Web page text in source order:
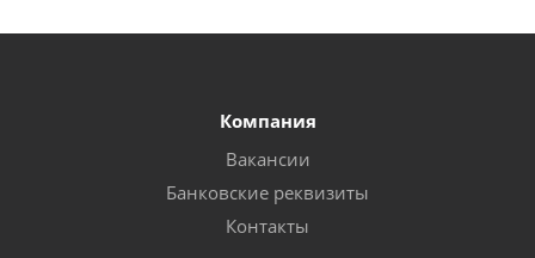
Компания
Вакансии
Банковские реквизиты
Контакты